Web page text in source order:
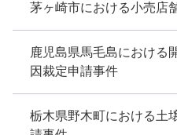
茅ヶ崎市における小売店
鹿児島県馬毛島における
因裁定申請事件
栃木県野木町における土